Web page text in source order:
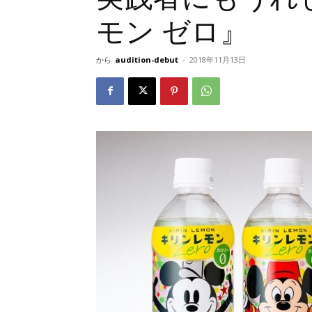
モン ゼロ』
から audition-debut - 2018年11月13日